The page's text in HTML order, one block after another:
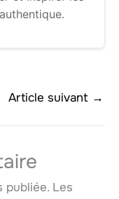
Article suivant →
publiée. Les